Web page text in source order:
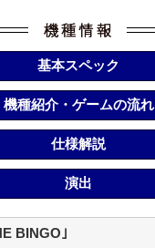
基本スペック
機種紹介・ゲームの流れ
仕様解説
演出
BINGO｣